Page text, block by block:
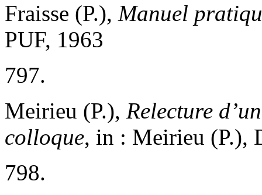
Fraisse (P.), Manuel
PUF, 1963
797.
Meirieu (P.), Relecture
colloque, in : Meirieu (P.),
798.